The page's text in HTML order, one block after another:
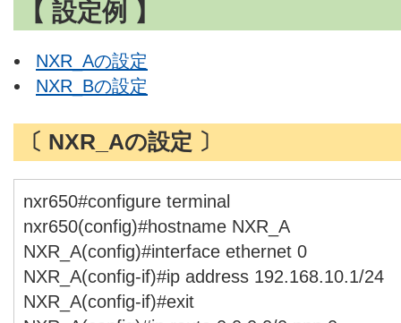
【 設定例 】
NXR_Aの設定
NXR_Bの設定
〔 NXR_Aの設定 〕
nxr650#configure terminal
nxr650(config)#hostname NXR_A
NXR_A(config)#interface ethernet 0
NXR_A(config-if)#ip address 192.168.10.1/24
NXR_A(config-if)#exit